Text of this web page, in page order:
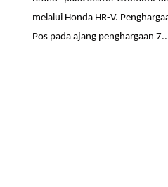
melalui Honda HR-V.
Pos pada ajang penghargaan